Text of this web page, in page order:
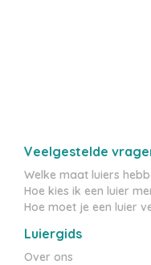
Veelgestelde
Welke maat luiers
Hoe kies ik een luier
Hoe moet je een luier
Luiergids
Over ons